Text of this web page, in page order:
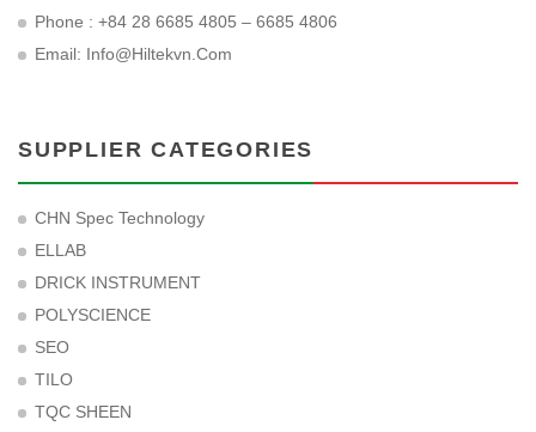
Phone : +84 28 6685 4805 – 6685 4806
Email: Info@hiltekvn.com
SUPPLIER CATEGORIES
CHN Spec Technology
ELLAB
DRICK INSTRUMENT
POLYSCIENCE
SEO
TILO
TQC SHEEN